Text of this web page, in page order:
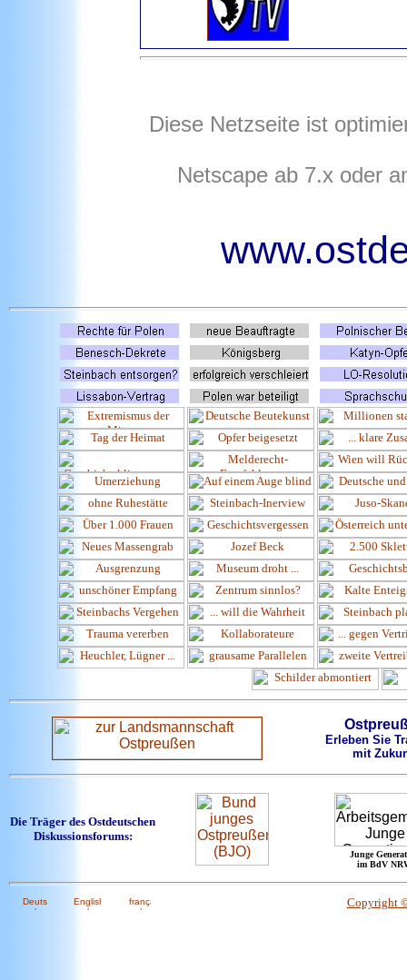
Diese Netzseite ist
Netscape ab 7.x oder
Erleben Sie
mit
Die Träger des Ostdeutschen
Diskussionsforums:
Junge
im BdV
Copyright